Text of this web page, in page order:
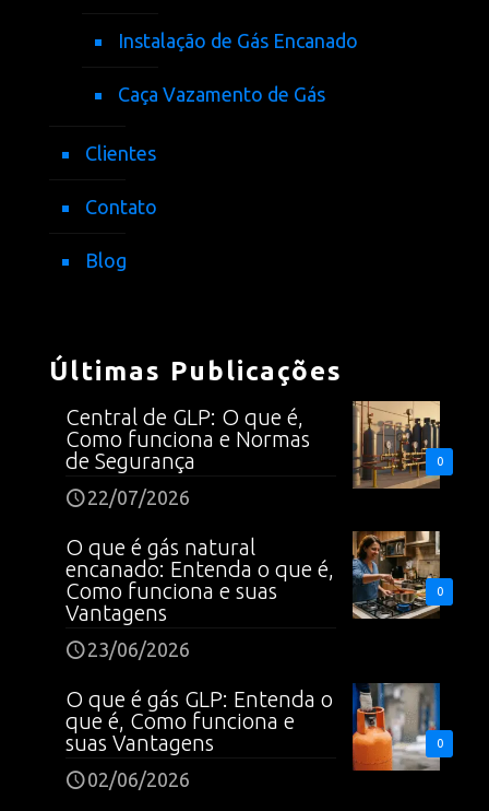
Instalação de Gás Encanado
Caça Vazamento de Gás
Clientes
Contato
Blog
Últimas Publicações
0
Central de GLP: O que é,
Como funciona e Normas
de Segurança
22/07/2026
0
O que é gás natural
encanado: Entenda o que é,
Como funciona e suas
Vantagens
23/06/2026
0
O que é gás GLP: Entenda o
que é, Como funciona e
suas Vantagens
02/06/2026